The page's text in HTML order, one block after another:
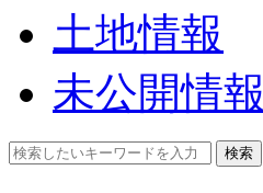
土地情報
未公開情報
検索